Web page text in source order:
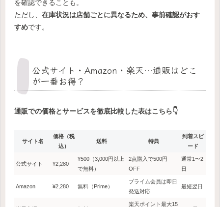
を確認できることも。
ただし、 在庫状況は店舗ごとに異なるため、事前確認がおす
すめです。
公式サイト・Amazon・楽天…通販はどこ
が一番お得？
通販での価格とサービスを徹底比較した表はこちら👇
サイト名
価格（税
込）
送料 特典
到着スピ
ード
公式サイト ¥2,280
¥500（3,000円以上
で無料）
2点購入で500円
OFF
通常1〜2
日
Amazon ¥2,280 無料（Prime）
プライム会員は即日
発送対応
最短翌日
楽天ポイント最大15